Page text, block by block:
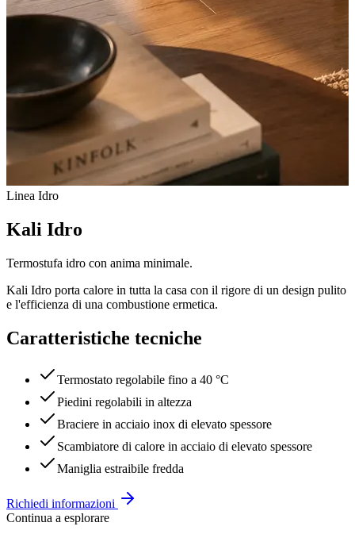
Linea Idro
Kali Idro
Termostufa idro con anima minimale.
Kali Idro porta calore in tutta la casa con il rigore di un design pulito
e l'efficienza di una combustione ermetica.
Caratteristiche tecniche
Termostato regolabile fino a 40 °C
Piedini regolabili in altezza
Braciere in acciaio inox di elevato spessore
Scambiatore di calore in acciaio di elevato spessore
Maniglia estraibile fredda
Richiedi informazioni
Continua a esplorare